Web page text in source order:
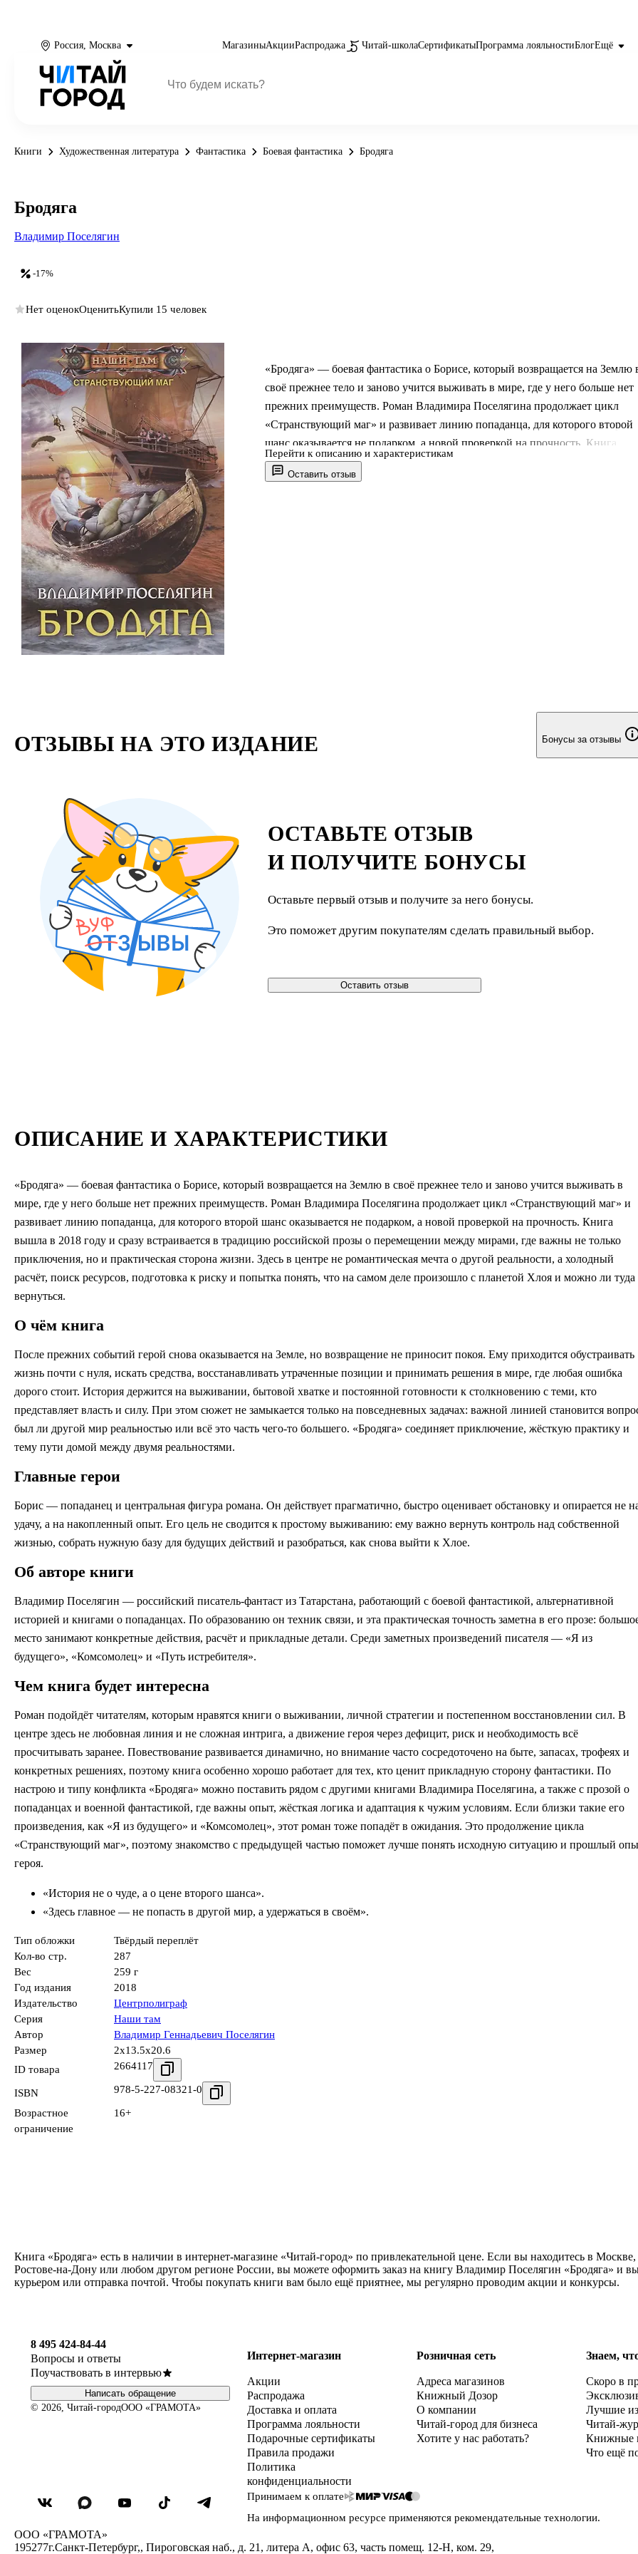
Россия, Москва МагазиныАкцииРаспродажа Читай-школаСертификатыПрограмма лояльностиБлогЕщё
Книги Художественная литература Фантастика Боевая фантастика Бродяга
Оставить отзыв
«Бродяга» — боевая фантастика о Борисе, который возвращается на Землю
своё прежнее тело и заново учится выживать в мире, где у него больше нет
прежних преимуществ. Роман Владимира Поселягина продолжает цикл
«Странствующий маг» и развивает линию попаданца, для которого второй
шанс оказывается не подарком, а новой проверкой на прочность. Книга
вышла в 2018 году и сразу встраивается в традицию российской прозы о
перемещении между мирами, где важны не только приключения, но и
Перейти к описанию и характеристикам
-17%
Бродяга
Владимир Поселягин
Нет оценокОценитьКупили 15 человек
ОПИСАНИЕ И ХАРАКТЕРИСТИКИ
«Бродяга» — боевая фантастика о Борисе, который возвращается на Землю в своё прежнее тело и заново учится выживать в
мире, где у него больше нет прежних преимуществ. Роман Владимира Поселягина продолжает цикл «Странствующий маг» и
развивает линию попаданца, для которого второй шанс оказывается не подарком, а новой проверкой на прочность. Книга
вышла в 2018 году и сразу встраивается в традицию российской прозы о перемещении между мирами, где важны не только
приключения, но и практическая сторона жизни. Здесь в центре не романтическая мечта о другой реальности, а холодный
расчёт, поиск ресурсов, подготовка к риску и попытка понять, что на самом деле произошло с планетой Хлоя и можно ли туда
вернуться.
О чём книга
После прежних событий герой снова оказывается на Земле, но возвращение не приносит покоя. Ему приходится обустраивать
жизнь почти с нуля, искать средства, восстанавливать утраченные позиции и принимать решения в мире, где любая ошибка
дорого стоит. История держится на выживании, бытовой хватке и постоянной готовности к столкновению с теми, кто
представляет власть и силу. При этом сюжет не замыкается только на повседневных задачах: важной линией становится
был ли другой мир реальностью или всё это часть чего-то большего. «Бродяга» соединяет приключение, жёсткую практику и
тему пути домой между двумя реальностями.
Главные герои
Борис — попаданец и центральная фигура романа. Он действует прагматично, быстро оценивает обстановку и опирается не
удачу, а на накопленный опыт. Его цель не сводится к простому выживанию: ему важно вернуть контроль над собственной
жизнью, собрать нужную базу для будущих действий и разобраться, как снова выйти к Хлое.
Об авторе книги
Владимир Поселягин — российский писатель-фантаст из Татарстана, работающий с боевой фантастикой, альтернативной
историей и книгами о попаданцах. По образованию он техник связи, и эта практическая точность заметна в его прозе:
место занимают конкретные действия, расчёт и прикладные детали. Среди заметных произведений писателя — «Я из
будущего», «Комсомолец» и «Путь истребителя».
Чем книга будет интересна
Роман подойдёт читателям, которым нравятся книги о выживании, личной стратегии и постепенном восстановлении сил. В
центре здесь не любовная линия и не сложная интрига, а движение героя через дефицит, риск и необходимость всё
просчитывать заранее. Повествование развивается динамично, но внимание часто сосредоточено на быте, запасах, трофеях и
конкретных решениях, поэтому книга особенно хорошо работает для тех, кто ценит прикладную сторону фантастики. По
настрою и типу конфликта «Бродяга» можно поставить рядом с другими книгами Владимира Поселягина, а также с прозой о
попаданцах и военной фантастикой, где важны опыт, жёсткая логика и адаптация к чужим условиям. Если близки такие его
произведения, как «Я из будущего» и «Комсомолец», этот роман тоже попадёт в ожидания. Это продолжение цикла
«Странствующий маг», поэтому знакомство с предыдущей частью поможет лучше понять исходную ситуацию и прошлый
героя.
«История не о чуде, а о цене второго шанса».
«Здесь главное — не попасть в другой мир, а удержаться в своём».
Тип обложки
Твёрдый переплёт
Кол-во стр.
287
Вес
259 г
Год издания
2018
Издательство
Центрполиграф
Серия
Наши там
Автор
Владимир Геннадьевич Поселягин
Размер
2x13.5x20.6
ID товара
2664117
ISBN 978-5-227-08321-0
Возрастное
ограничение
16+
ОТЗЫВЫ НА ЭТО ИЗДАНИЕ Бонусы за отзывы
ОСТАВЬТЕ ОТЗЫВ
И ПОЛУЧИТЕ БОНУСЫ
Оставьте первый отзыв и получите за него бонусы.
Это поможет другим покупателям сделать правильный выбор.
Оставить отзыв
Книга «Бродяга» есть в наличии в интернет-магазине «Читай-город» по привлекательной цене. Если вы находитесь в
Ростове-на-Дону или любом другом регионе России, вы можете оформить заказ на книгу Владимир Поселягин «Бродяга» и
курьером или отправка почтой. Чтобы покупать книги вам было ещё приятнее, мы регулярно проводим акции и конкурсы.
8 495 424-84-44
Вопросы и ответы
Поучаствовать в интервью
Написать обращение
© 2026, Читай-городООО «ГРАМОТА»
Интернет-магазин
Акции
Распродажа
Доставка и оплата
Программа лояльности
Подарочные сертификаты
Правила продажи
Политика
конфиденциальности
Розничная сеть
Адреса магазинов
Книжный Дозор
О компании
Читай-город для бизнеса
Хотите у нас работать?
Знаем,
Скоро в
Лучшие
Читай-
Книжные
Что ещё
Принимаем к оплате
На информационном ресурсе применяются рекомендательные технологии.
ООО «ГРАМОТА»
195277г.Санкт-Петербург,, Пироговская наб., д. 21, литера А, офис 63, часть помещ. 12-Н, ком. 29,